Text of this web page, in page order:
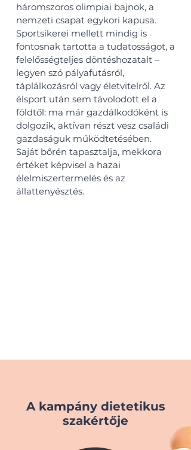
háromszoros olimpiai bajnok, a
nemzeti csapat egykori kapusa.
Sportsikerei mellett mindig is
fontosnak tartotta a tudatosságot, a
felelősségteljes döntéshozatalt –
legyen szó pályafutásról,
táplálkozásról vagy életvitelről. Az
élsport után sem távolodott el a
földtől: ma már gazdálkodóként is
dolgozik, aktívan részt vesz családi
gazdaságuk működtetésében.
Saját bőrén tapasztalja, mekkora
értéket képvisel a hazai
élelmiszertermelés és az
állattenyésztés.
A kampány dietetikus
szakértője